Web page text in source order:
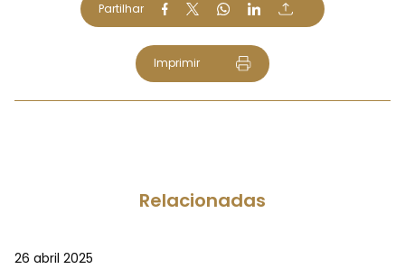
Partilhar
Imprimir
Relacionadas
26 abril 2025